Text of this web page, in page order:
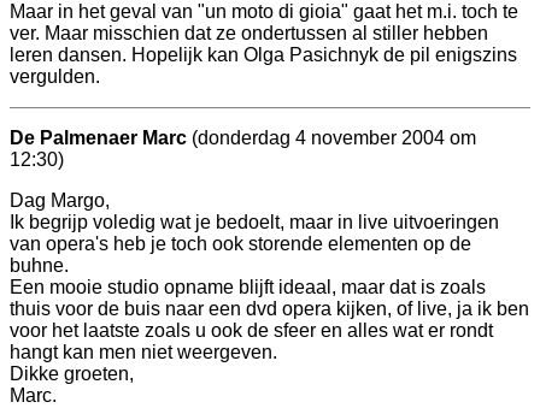
Maar in het geval van "un moto di gioia" gaat het m.i. toch te
ver. Maar misschien dat ze ondertussen al stiller hebben
leren dansen. Hopelijk kan Olga Pasichnyk de pil enigszins
vergulden.
De Palmenaer Marc (donderdag 4 november 2004 om
12:30)
Dag Margo,
Ik begrijp voledig wat je bedoelt, maar in live uitvoeringen
van opera's heb je toch ook storende elementen op de
buhne.
Een mooie studio opname blijft ideaal, maar dat is zoals
thuis voor de buis naar een dvd opera kijken, of live, ja ik ben
voor het laatste zoals u ook de sfeer en alles wat er rondt
hangt kan men niet weergeven.
Dikke groeten,
Marc.